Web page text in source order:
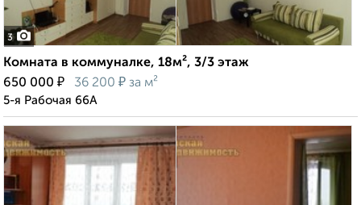
3
Комната в коммуналке, 18м², 3/3 этаж
650 000 ₽ 36 200 ₽ за м²
5-я Рабочая 66А